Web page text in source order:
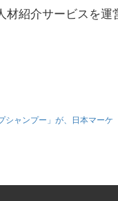
紹介サービスを
シャンプー」が、日本マーケ